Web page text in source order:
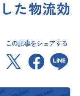
た物流効
この記事をシェアする